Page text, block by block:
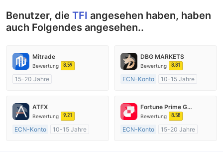
Benutzer, die TFI angesehen haben, haben
auch Folgendes angesehen..
Mitrade
Bewertung 8.59
15-20 Jahre
Market Making (MM)
Selbstforschung
DBG MARKETS
Bewertung 8.81
ECN-Konto
10-15 Jahre
Market Making (MM)
MT4-Volllizenz
ATFX
Bewertung 9.21
ECN-Konto
10-15 Jahre
Fortune Prime Global
Bewertung 8.58
ECN-Konto
15-20 Jahre